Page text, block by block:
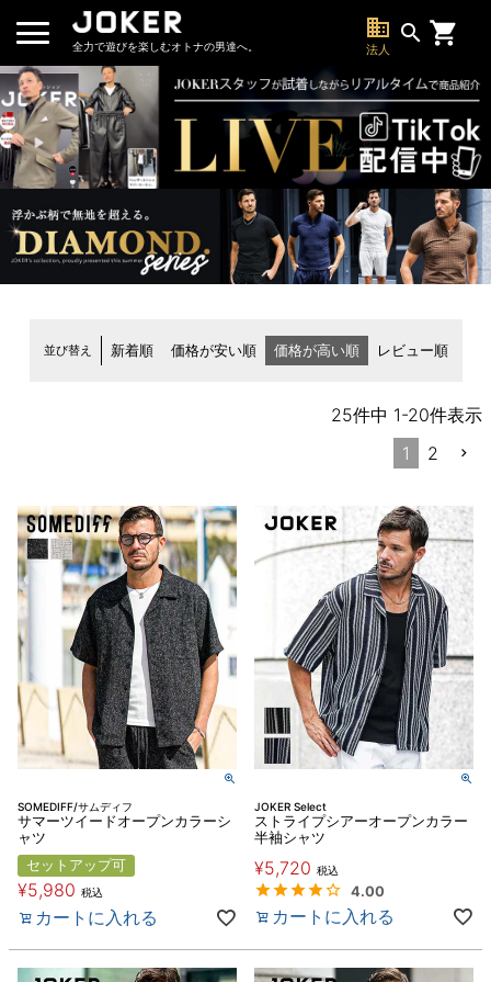
全力で遊びを楽しむオトナの男達へ。
business
法人
search
並び替え 新着順 価格が安い順 価格が高い順 レビュー順
25件中 1-20件表示
1
2
SOMEDIFF/サムディフ
サマーツイードオープンカラーシ
ャツ
セットアップ可
¥5,980 税込
カートに入れる
JOKER Select
ストライプシアーオープンカラー
半袖シャツ
¥5,720 税込
4.00
カートに入れる